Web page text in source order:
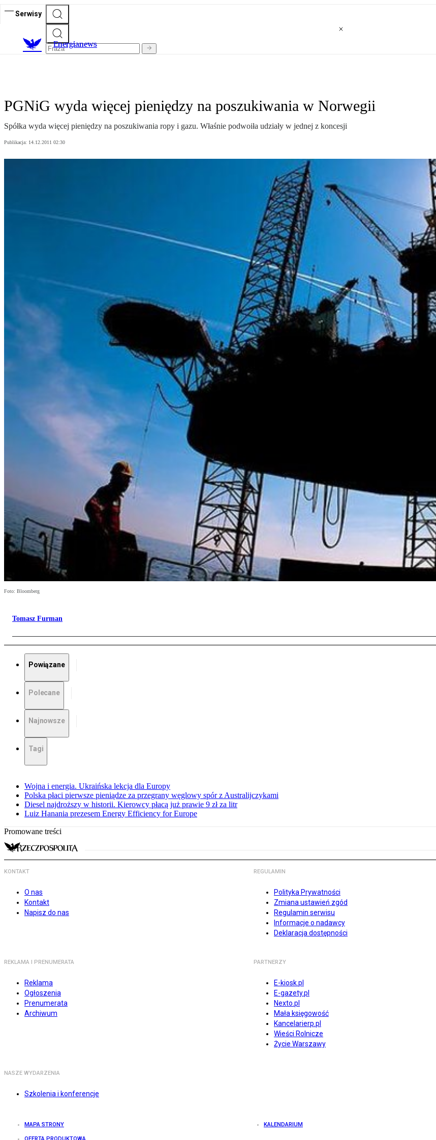
Serwisy
Energianews
PGNiG wyda więcej pieniędzy na poszukiwania w Norwegii
Spół­ka wy­da wię­cej pie­nię­dzy na po­szu­ki­wa­nia ro­py i ga­zu. Wła­śnie po­dwo­iła udzia­ły w jed­nej z kon­ce­sji
Publikacja: 14.12.2011 02:30
Foto: Bloomberg
Tomasz Furman
Powiązane
Polecane
Najnowsze
Tagi
Wojna i energia. Ukraińska lekcja dla Europy
Polska płaci pierwsze pieniądze za przegrany węglowy spór z Australijczykami
Diesel najdroższy w historii. Kierowcy płacą już prawie 9 zł za litr
Luiz Hanania prezesem Energy Efficiency for Europe
Promowane treści
KONTAKT
O nas
Kontakt
Napisz do nas
REGULAMIN
Polityka Prywatności
Zmiana ustawień zgód
Regulamin serwisu
Informacje o nadawcy
Deklaracja dostępności
REKLAMA I PRENUMERATA
Reklama
Ogłoszenia
Prenumerata
Archiwum
PARTNERZY
E-kiosk.pl
E-gazety.pl
Nexto.pl
Mała księgowość
Kancelarierp.pl
Wieści Rolnicze
Życie Warszawy
NASZE WYDARZENIA
Szkolenia i konferencje
MAPA STRONY KALENDARIUM